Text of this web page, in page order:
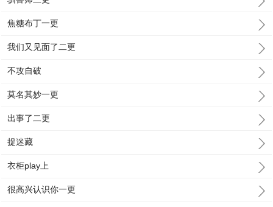
焦糖布丁一更
我们又见面了二更
不攻自破
莫名其妙一更
出事了二更
捉迷藏
衣柜play上
很高兴认识你一更